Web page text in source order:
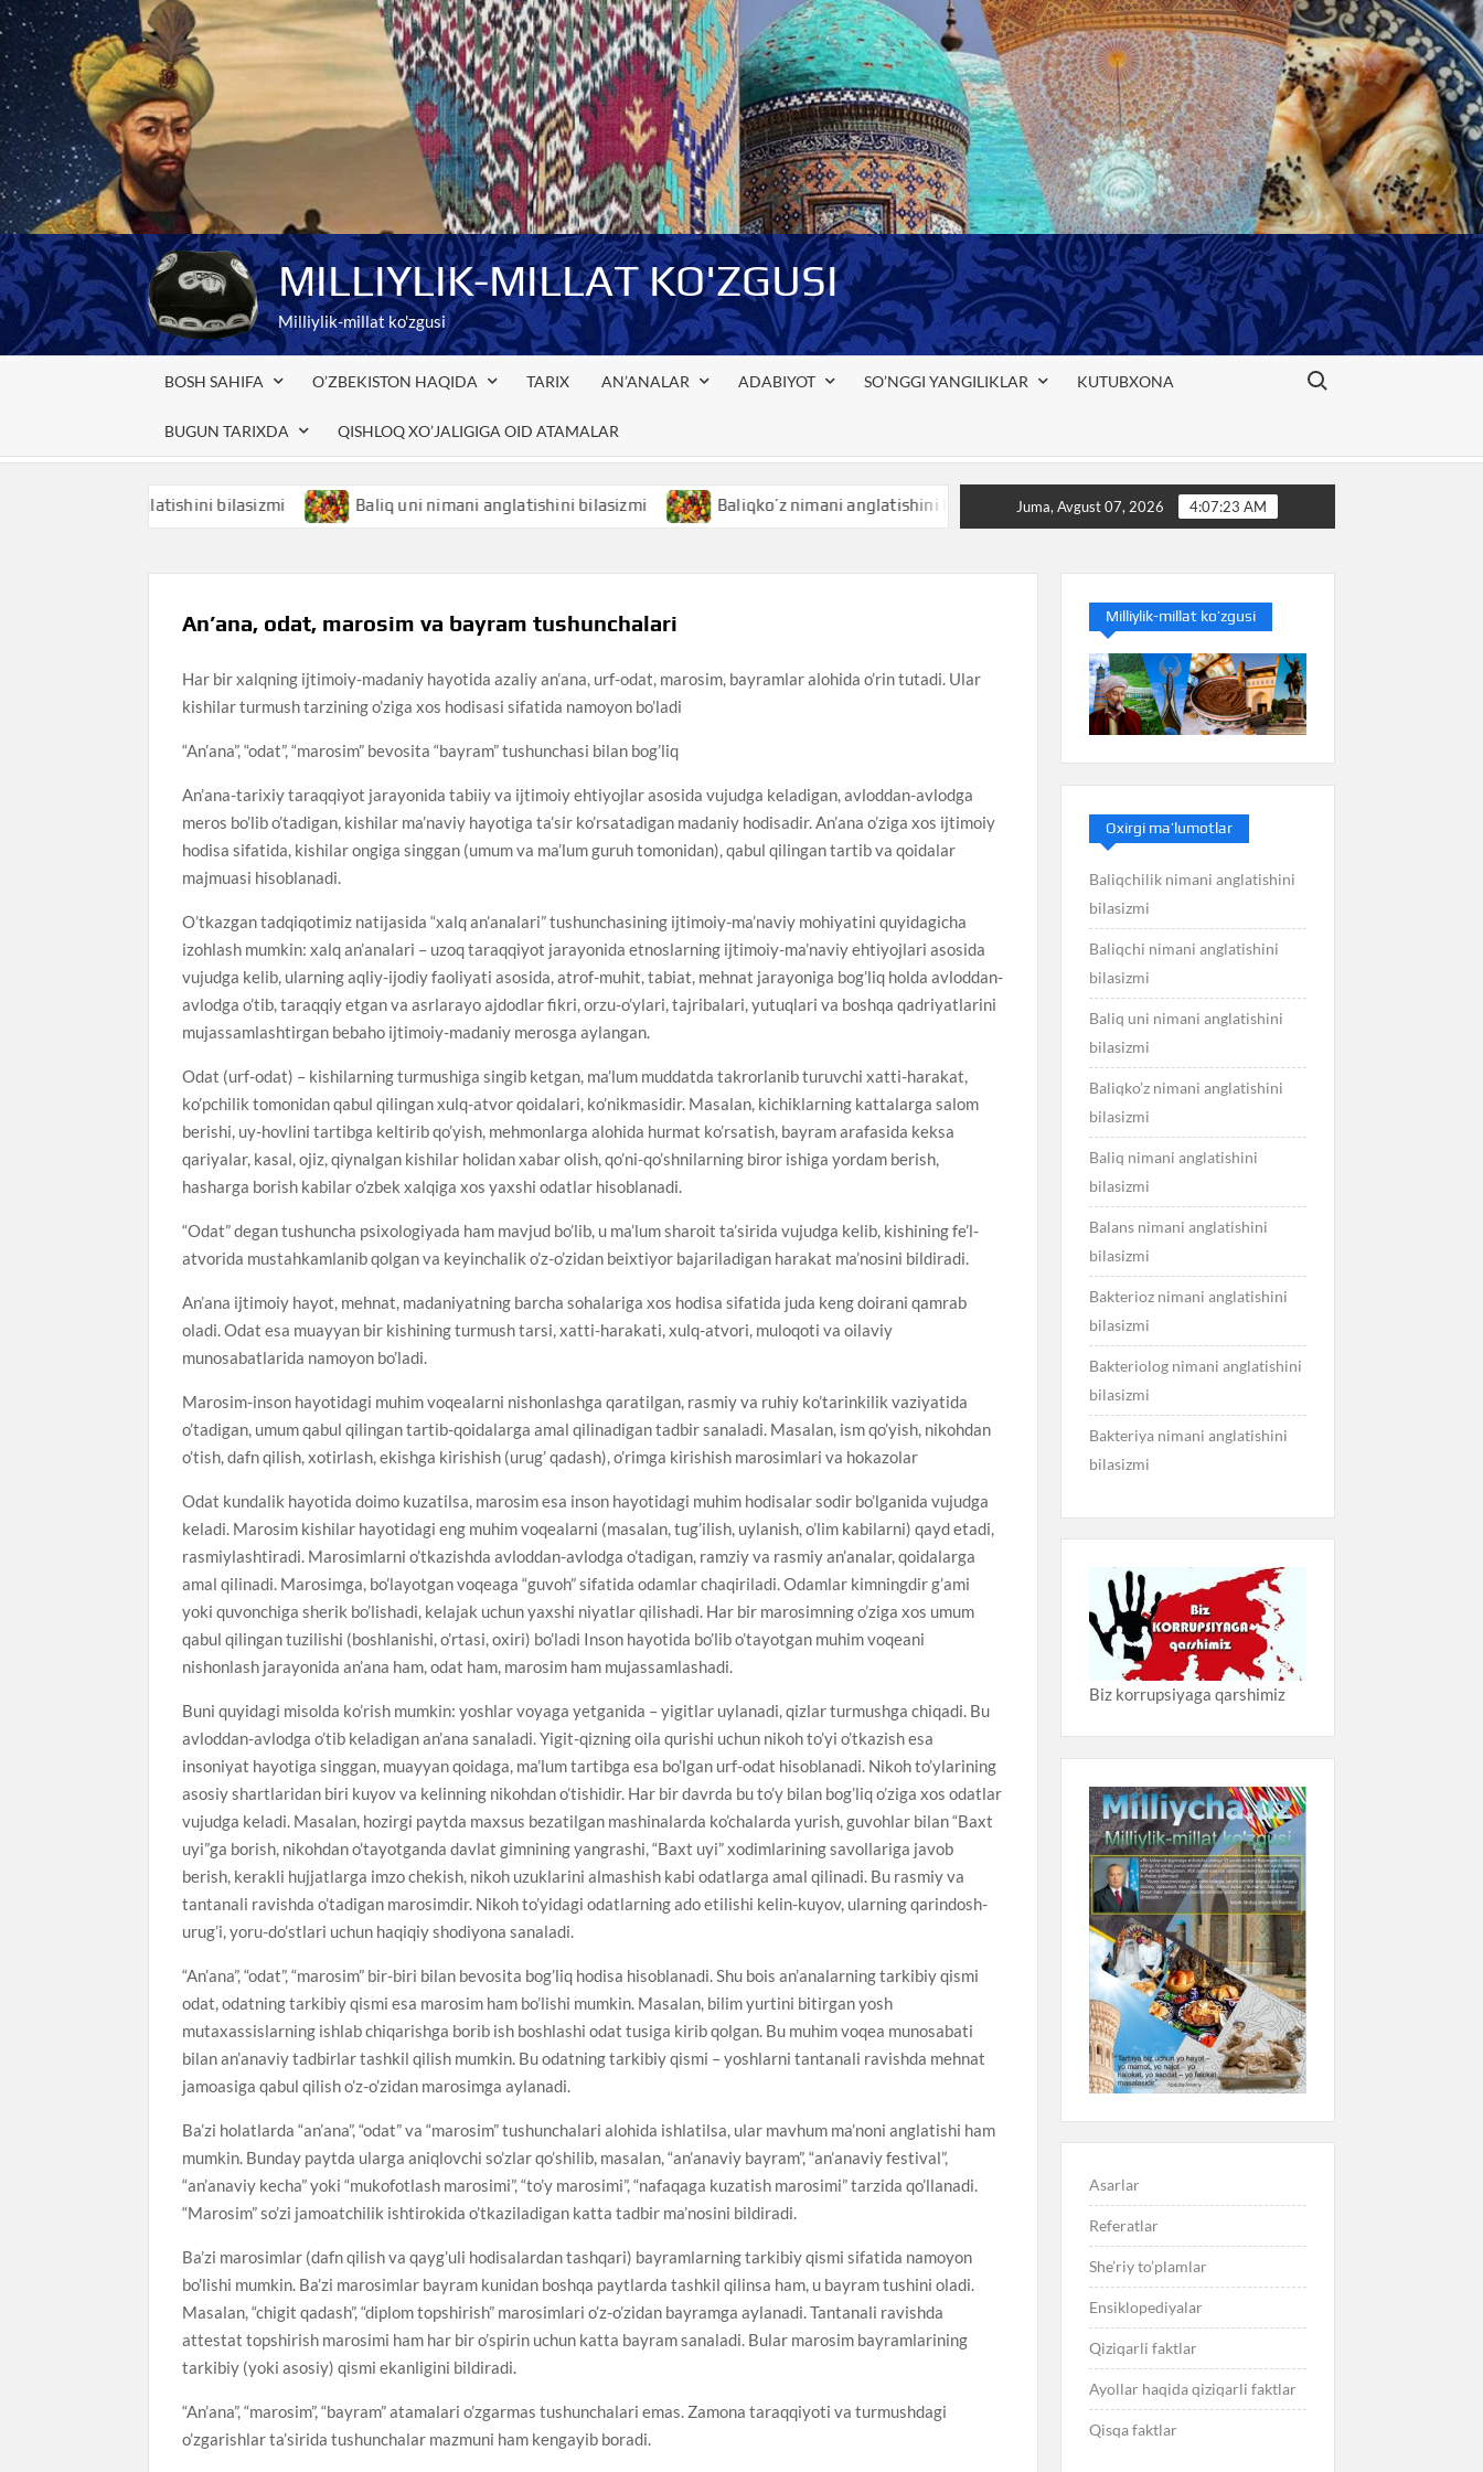
Skip
to
content
MILLIYLIK-MILLAT KO'ZGUSI
Milliylik-millat ko'zgusi
BOSH SAHIFA O’ZBEKISTON HAQIDA TARIX AN’ANALAR ADABIYOT SO’NGGI YANGILIKLAR KUTUBXONA
BUGUN TARIXDA QISHLOQ XO’JALIGIGA OID ATAMALAR
Search for:
anglatishini bilasizmi Baliq uni nimani anglatishini bilasizmi Baliqko’z nimani anglatishini bilasizmi Baliq nimani anglatishini bilasizmi
Juma, Avgust 07, 2026 4:07:24 AM
An’ana, odat, marosim va bayram tushunchalari
Har bir xalqning ijtimoiy-madaniy hayotida azaliy an’ana, urf-odat, marosim, bayramlar alohida o’rin tutadi. Ular
kishilar turmush tarzining o’ziga xos hodisasi sifatida namoyon bo’ladi
“An’ana”, “odat”, “marosim” bevosita “bayram” tushunchasi bilan bog’liq
An’ana-tarixiy taraqqiyot jarayonida tabiiy va ijtimoiy ehtiyojlar asosida vujudga keladigan, avloddan-avlodga
meros bo’lib o’tadigan, kishilar ma’naviy hayotiga ta’sir ko’rsatadigan madaniy hodisadir. An’ana o’ziga xos ijtimoiy
hodisa sifatida, kishilar ongiga singgan (umum va ma’lum guruh tomonidan), qabul qilingan tartib va qoidalar
majmuasi hisoblanadi.
O’tkazgan tadqiqotimiz natijasida “xalq an’analari” tushunchasining ijtimoiy-ma’naviy mohiyatini quyidagicha
izohlash mumkin: xalq an’analari – uzoq taraqqiyot jarayonida etnoslarning ijtimoiy-ma’naviy ehtiyojlari asosida
vujudga kelib, ularning aqliy-ijodiy faoliyati asosida, atrof-muhit, tabiat, mehnat jarayoniga bog’liq holda avloddan-
avlodga o’tib, taraqqiy etgan va asrlarayo ajdodlar fikri, orzu-o’ylari, tajribalari, yutuqlari va boshqa qadriyatlarini
mujassamlashtirgan bebaho ijtimoiy-madaniy merosga aylangan.
Odat (urf-odat) – kishilarning turmushiga singib ketgan, ma’lum muddatda takrorlanib turuvchi xatti-harakat,
ko’pchilik tomonidan qabul qilingan xulq-atvor qoidalari, ko’nikmasidir. Masalan, kichiklarning kattalarga salom
berishi, uy-hovlini tartibga keltirib qo’yish, mehmonlarga alohida hurmat ko’rsatish, bayram arafasida keksa
qariyalar, kasal, ojiz, qiynalgan kishilar holidan xabar olish, qo’ni-qo’shnilarning biror ishiga yordam berish,
hasharga borish kabilar o’zbek xalqiga xos yaxshi odatlar hisoblanadi.
“Odat” degan tushuncha psixologiyada ham mavjud bo’lib, u ma’lum sharoit ta’sirida vujudga kelib, kishining fe’l-
atvorida mustahkamlanib qolgan va keyinchalik o’z-o’zidan beixtiyor bajariladigan harakat ma’nosini bildiradi.
An’ana ijtimoiy hayot, mehnat, madaniyatning barcha sohalariga xos hodisa sifatida juda keng doirani qamrab
oladi. Odat esa muayyan bir kishining turmush tarsi, xatti-harakati, xulq-atvori, muloqoti va oilaviy
munosabatlarida namoyon bo’ladi.
Marosim-inson hayotidagi muhim voqealarni nishonlashga qaratilgan, rasmiy va ruhiy ko’tarinkilik vaziyatida
o’tadigan, umum qabul qilingan tartib-qoidalarga amal qilinadigan tadbir sanaladi. Masalan, ism qo’yish, nikohdan
o’tish, dafn qilish, xotirlash, ekishga kirishish (urug’ qadash), o’rimga kirishish marosimlari va hokazolar
Odat kundalik hayotida doimo kuzatilsa, marosim esa inson hayotidagi muhim hodisalar sodir bo’lganida vujudga
keladi. Marosim kishilar hayotidagi eng muhim voqealarni (masalan, tug’ilish, uylanish, o’lim kabilarni) qayd etadi,
rasmiylashtiradi. Marosimlarni o’tkazishda avloddan-avlodga o’tadigan, ramziy va rasmiy an’analar, qoidalarga
amal qilinadi. Marosimga, bo’layotgan voqeaga “guvoh” sifatida odamlar chaqiriladi. Odamlar kimningdir g’ami
yoki quvonchiga sherik bo’lishadi, kelajak uchun yaxshi niyatlar qilishadi. Har bir marosimning o’ziga xos umum
qabul qilingan tuzilishi (boshlanishi, o’rtasi, oxiri) bo’ladi Inson hayotida bo’lib o’tayotgan muhim voqeani
nishonlash jarayonida an’ana ham, odat ham, marosim ham mujassamlashadi.
Buni quyidagi misolda ko’rish mumkin: yoshlar voyaga yetganida – yigitlar uylanadi, qizlar turmushga chiqadi. Bu
avloddan-avlodga o’tib keladigan an’ana sanaladi. Yigit-qizning oila qurishi uchun nikoh to’yi o’tkazish esa
insoniyat hayotiga singgan, muayyan qoidaga, ma’lum tartibga esa bo’lgan urf-odat hisoblanadi. Nikoh to’ylarining
asosiy shartlaridan biri kuyov va kelinning nikohdan o’tishidir. Har bir davrda bu to’y bilan bog’liq o’ziga xos odatlar
vujudga keladi. Masalan, hozirgi paytda maxsus bezatilgan mashinalarda ko’chalarda yurish, guvohlar bilan “Baxt
uyi”ga borish, nikohdan o’tayotganda davlat gimnining yangrashi, “Baxt uyi” xodimlarining savollariga javob
berish, kerakli hujjatlarga imzo chekish, nikoh uzuklarini almashish kabi odatlarga amal qilinadi. Bu rasmiy va
tantanali ravishda o’tadigan marosimdir. Nikoh to’yidagi odatlarning ado etilishi kelin-kuyov, ularning qarindosh-
urug’i, yoru-do’stlari uchun haqiqiy shodiyona sanaladi.
“An’ana”, “odat”, “marosim” bir-biri bilan bevosita bog’liq hodisa hisoblanadi. Shu bois an’analarning tarkibiy qismi
odat, odatning tarkibiy qismi esa marosim ham bo’lishi mumkin. Masalan, bilim yurtini bitirgan yosh
mutaxassislarning ishlab chiqarishga borib ish boshlashi odat tusiga kirib qolgan. Bu muhim voqea munosabati
bilan an’anaviy tadbirlar tashkil qilish mumkin. Bu odatning tarkibiy qismi – yoshlarni tantanali ravishda mehnat
jamoasiga qabul qilish o’z-o’zidan marosimga aylanadi.
Ba’zi holatlarda “an’ana”, “odat” va “marosim” tushunchalari alohida ishlatilsa, ular mavhum ma’noni anglatishi ham
mumkin. Bunday paytda ularga aniqlovchi so’zlar qo’shilib, masalan, “an’anaviy bayram”, “an’anaviy festival”,
“an’anaviy kecha” yoki “mukofotlash marosimi”, “to’y marosimi”, “nafaqaga kuzatish marosimi” tarzida qo’llanadi.
“Marosim” so’zi jamoatchilik ishtirokida o’tkaziladigan katta tadbir ma’nosini bildiradi.
Ba’zi marosimlar (dafn qilish va qayg’uli hodisalardan tashqari) bayramlarning tarkibiy qismi sifatida namoyon
bo’lishi mumkin. Ba’zi marosimlar bayram kunidan boshqa paytlarda tashkil qilinsa ham, u bayram tushini oladi.
Masalan, “chigit qadash”, “diplom topshirish” marosimlari o’z-o’zidan bayramga aylanadi. Tantanali ravishda
attestat topshirish marosimi ham har bir o’spirin uchun katta bayram sanaladi. Bular marosim bayramlarining
tarkibiy (yoki asosiy) qismi ekanligini bildiradi.
“An’ana”, “marosim”, “bayram” atamalari o’zgarmas tushunchalari emas. Zamona taraqqiyoti va turmushdagi
o’zgarishlar ta’sirida tushunchalar mazmuni ham kengayib boradi.
Milliylik-millat ko’zgusi
Oxirgi ma’lumotlar
Baliqchilik nimani anglatishini
bilasizmi
Baliqchi nimani anglatishini
bilasizmi
Baliq uni nimani anglatishini
bilasizmi
Baliqko’z nimani anglatishini
bilasizmi
Baliq nimani anglatishini
bilasizmi
Balans nimani anglatishini
bilasizmi
Bakterioz nimani anglatishini
bilasizmi
Bakteriolog nimani anglatishini
bilasizmi
Bakteriya nimani anglatishini
bilasizmi
Biz korrupsiyaga qarshimiz
Asarlar
Referatlar
She’riy to’plamlar
Ensiklopediyalar
Qiziqarli faktlar
Ayollar haqida qiziqarli faktlar
Qisqa faktlar